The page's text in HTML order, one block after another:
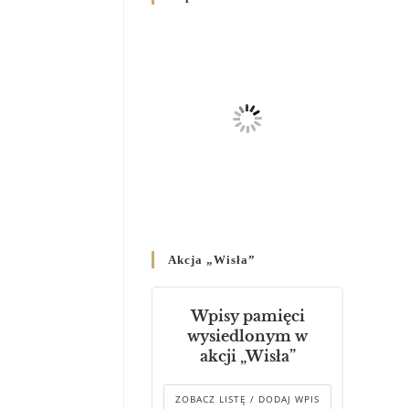
Родин
Справ Молоді та встановленя
складу Катихитичної Комісії
днях 2-12 липня 2024 р.”
Декрет єпископів
Перемисько-Варшавської
Митрополії стосовно
звершування Божественної
літургії
Akcja „Wisła”
Wpisy pamięci
wysiedlonym w
akcji „Wisła”
ZOBACZ LISTĘ / DODAJ WPIS